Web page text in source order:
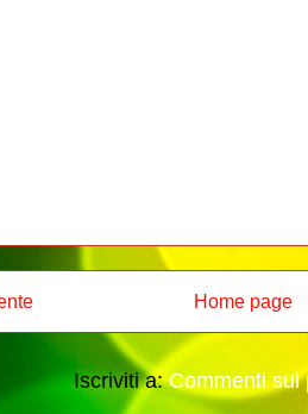
Home page
Iscriviti a:Commenti sul